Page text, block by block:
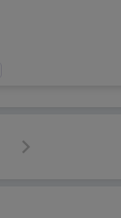
Następna strona